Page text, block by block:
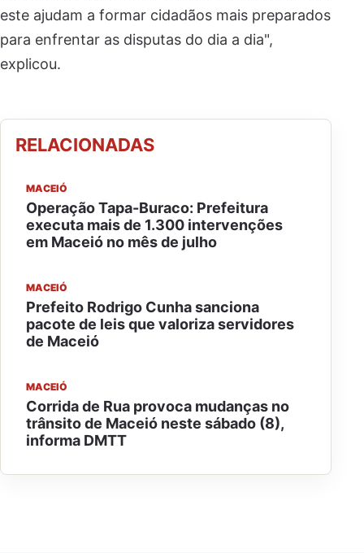
este ajudam a formar cidadãos mais preparados
para enfrentar as disputas do dia a dia",
explicou.
RELACIONADAS
MACEIÓ
Operação Tapa-Buraco: Prefeitura
executa mais de 1.300 intervenções
em Maceió no mês de julho
MACEIÓ
Prefeito Rodrigo Cunha sanciona
pacote de leis que valoriza servidores
de Maceió
MACEIÓ
Corrida de Rua provoca mudanças no
trânsito de Maceió neste sábado (8),
informa DMTT